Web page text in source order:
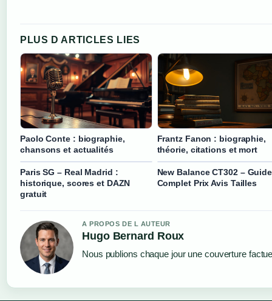
PLUS D ARTICLES LIES
Paolo Conte : biographie,
chansons et actualités
Frantz Fanon : biographie,
théorie, citations et mort
Paris SG – Real Madrid :
historique, scores et DAZN
gratuit
New Balance CT302 – Guide
Complet Prix Avis Tailles
A PROPOS DE L AUTEUR
Hugo Bernard Roux
Nous publions chaque jour une couverture